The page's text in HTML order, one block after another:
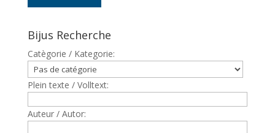
Bijus Recherche
Catègorie / Kategorie:
Plein texte / Volltext:
Auteur / Autor: